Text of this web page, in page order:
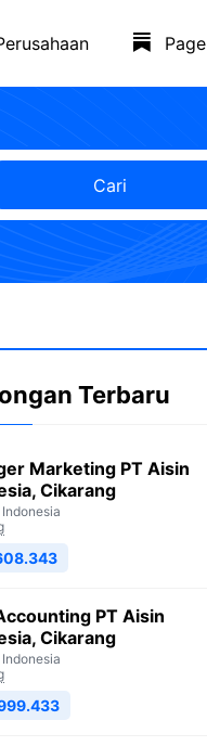
Page
Cari
Terbaru
Marketing PT Aisin
Cikarang
PT Aisin
Cikarang